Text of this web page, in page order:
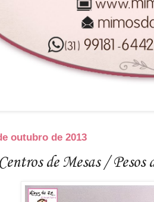
outubro de 2013
de Mesas / Pesos